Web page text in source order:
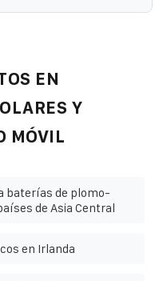
EN
Y
MÓVIL
baterías de plomo-
de Asia Central
en Irlanda